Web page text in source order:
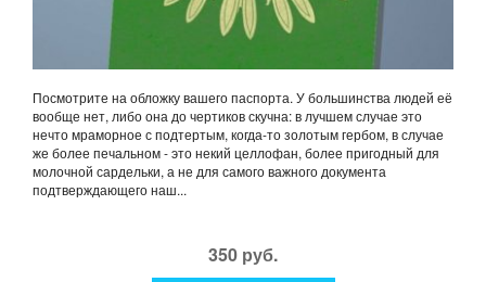
Посмотрите на обложку вашего паспорта. У большинства людей её
вообще нет, либо она до чертиков скучна: в лучшем случае это
нечто мраморное с подтертым, когда-то золотым гербом, в случае
же более печальном - это некий целлофан, более пригодный для
молочной сардельки, а не для самого важного документа
подтверждающего наш...
350 руб.